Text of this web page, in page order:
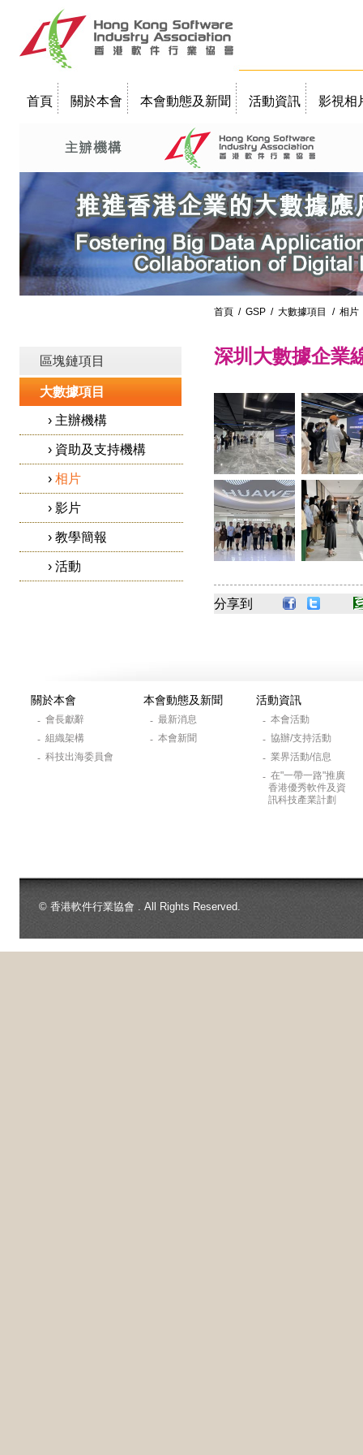
首頁 關於本會 本會動態及新聞 活動資訊 影視相
聯絡我們 教學簡報
首頁 / GSP / 大數據項目 / 相片
區塊鏈項目
大數據項目
› 主辦機構
› 資助及支持機構
› 相片
› 影片
› 教學簡報
› 活動
深圳大數據企業
分享到
關於本會
- 會長獻辭
- 組織架構
- 科技出海委員會
本會動態及新聞
- 最新消息
- 本會新聞
活動資訊
- 本會活動
- 協辦/支持活動
- 業界活動/信息
- 在"一帶一路"推廣
香港優秀軟件及資
訊科技產業計劃
© 香港軟件行業協會 . All Rights Reserved.